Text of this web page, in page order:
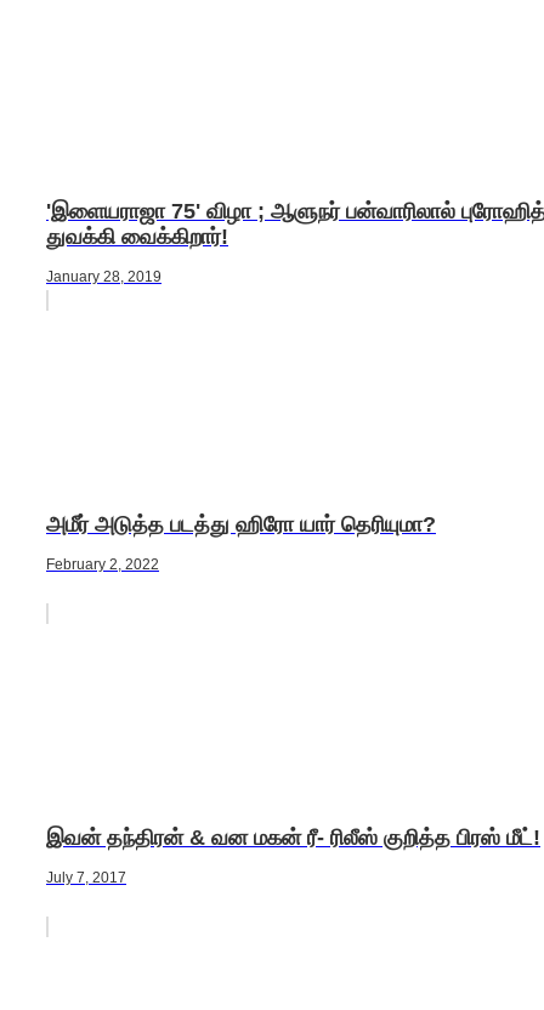
'இளையராஜா 75' விழா ; ஆளுநர் பன்வாரிலால்
துவக்கி வைக்கிறார்!
January 28, 2019
அமீர் அடுத்த படத்து ஹிரோ யார் தெரியுமா?
February 2, 2022
இவன் தந்திரன் & வன மகன் ரீ- ரிலீஸ் குறித்த பிரஸ் மீட்!
July 7, 2017